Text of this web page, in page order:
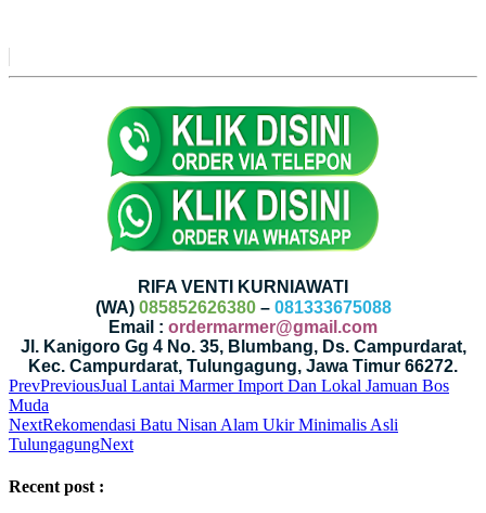
RIFA VENTI KURNIAWATI
(WA) 085852626380– 081333675088
Email : ordermarmer@gmail.com
Jl. Kanigoro Gg 4 No. 35, Blumbang, Ds. Campurdarat,
Kec. Campurdarat, Tulungagung, Jawa Timur 66272.
PrevPreviousJual Lantai Marmer Import Dan Lokal Jamuan Bos
Muda
NextRekomendasi Batu Nisan Alam Ukir Minimalis Asli
TulungagungNext
Recent post :